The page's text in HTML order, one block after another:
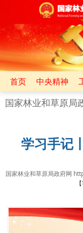
首页 中央精神
国家林业和草原局
学习手记
国家林业和草原局政府网